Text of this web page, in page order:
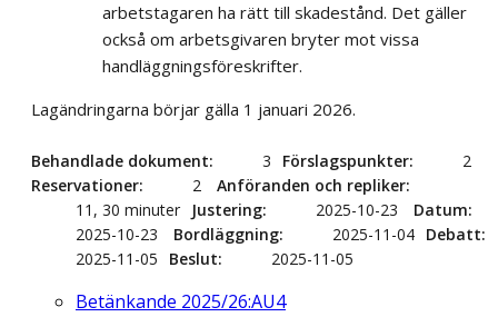
arbetstagaren ha rätt till skadestånd. Det gäller
också om arbetsgivaren bryter mot vissa
handläggningsföreskrifter.
Lagändringarna börjar gälla 1 januari 2026.
Behandlade dokument 3 Förslagspunkter
2
Reservationer
2
Anföranden och repliker
11, 30 minuter
Justering 2025-10-23
Datum
2025-10-23
Bordläggning 2025-11-04 Debatt
2025-11-05
Beslut 2025-11-05
Betänkande 2025/26:AU4